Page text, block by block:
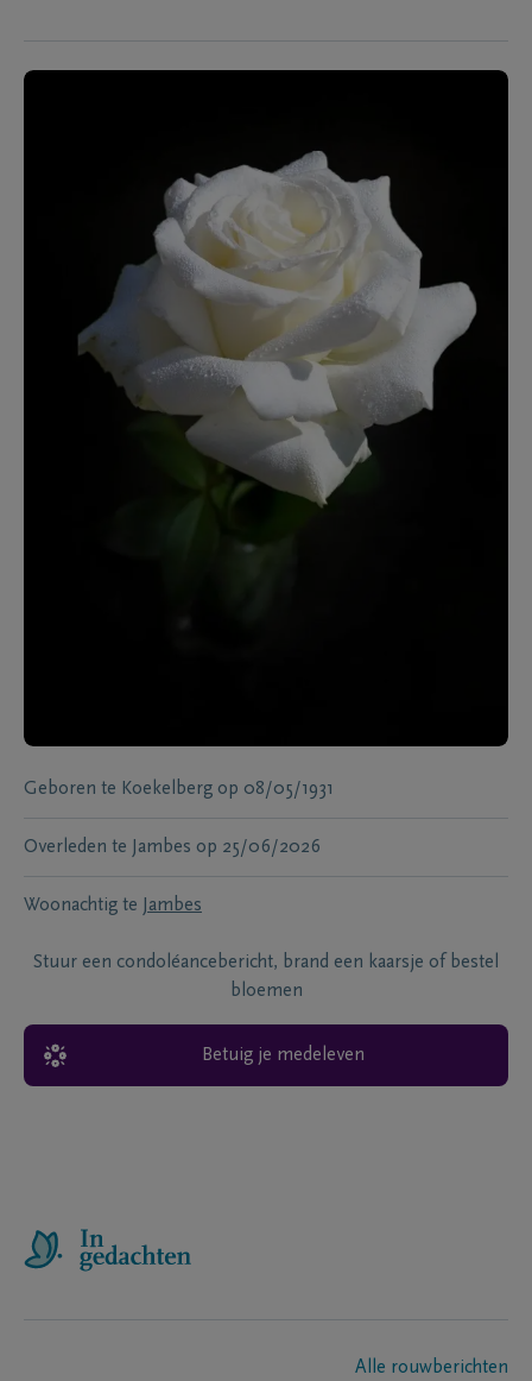
Geboren te Koekelberg op 08/05/1931
Overleden te Jambes op 25/06/2026
Woonachtig te Jambes
Stuur een condoléancebericht, brand een kaarsje of bestel
bloemen
Betuig je medeleven
Alle rouwberichten